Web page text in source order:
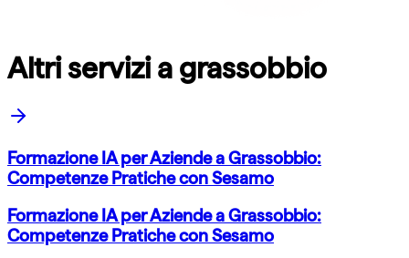
Altri servizi a grassobbio
Formazione IA per Aziende a Grassobbio:
Competenze Pratiche con Sesamo
Formazione IA per Aziende a Grassobbio:
Competenze Pratiche con Sesamo